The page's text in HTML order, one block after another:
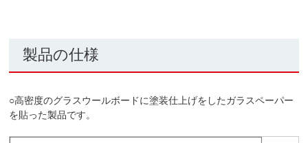
製品の仕様
○高密度のグラスウールボードに塗装仕上げをしたガラスペーパー
を貼った製品です。